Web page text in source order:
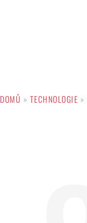
DOMŮ » TECHNOLOGIE »